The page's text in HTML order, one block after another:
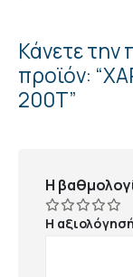
Κάνετε την
προϊόν:
200Τ”
Η
Η